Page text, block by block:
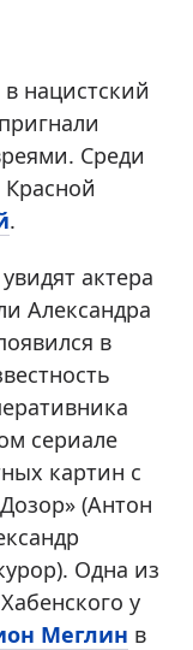
в нацистский
Среди
.
актера
Александра
в
сериале
картин с
(Антон
Одна из
у
Меглин в